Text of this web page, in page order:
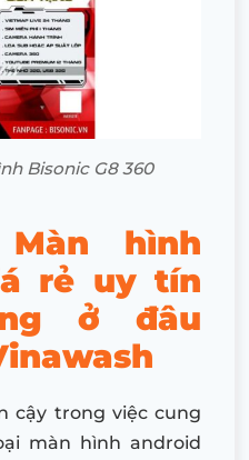
Bisonic G8 360
hình
rẻ uy tín
ở đâu
cậy trong việc cung
màn hình android